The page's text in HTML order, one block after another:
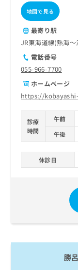
地図で見る
最寄り駅
JR東海道線(熱海～
電話番号
055-966-7700
ホームページ
https://
診療
時間
午前
午後
休診日
勝